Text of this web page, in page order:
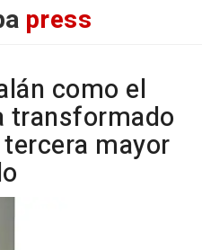
press
como el
transformado
mayor